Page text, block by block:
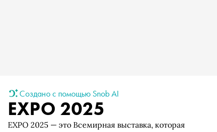
Создано с помощью Snob AI
EXPO 2025
EXPO 2025 — это Всемирная выставка, которая